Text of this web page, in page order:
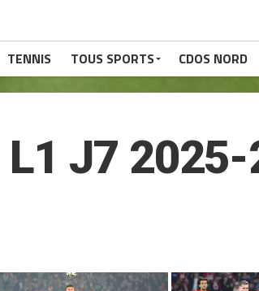
TENNIS TOUS SPORTS CDOS NORD
L1 J7